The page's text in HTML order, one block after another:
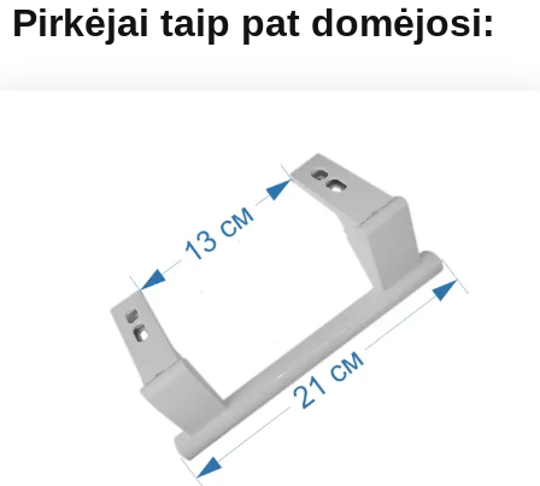
Pirkėjai taip pat domėjosi: